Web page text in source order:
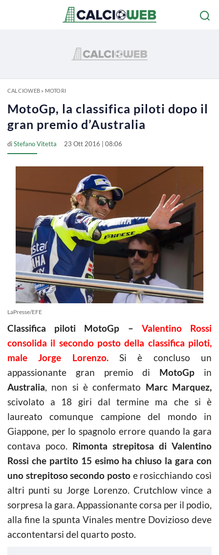
CALCIOWEB» MOTORI
MotoGp, la classifica piloti dopo il
gran premio d’Australia
diStefano Vitetta 23 Ott 2016 | 08:06
LaPresse/EFE
Classifica piloti MotoGp – Valentino Rossi
consolida il secondo posto della classifica piloti,
male Jorge Lorenzo.
Si è concluso un
appassionante gran premio di MotoGp in
Australia, non si è confermato Marc Marquez,
scivolato a 18 giri dal termine ma che si è
laureato comunque campione del mondo in
Giappone, per lo spagnolo errore quando la gara
contava poco. Rimonta strepitosa di Valentino
Rossi che partito 15 esimo ha chiuso la gara con
uno strepitoso secondo posto e rosicchiando così
altri punti su Jorge Lorenzo. Crutchlow vince a
sorpresa la gara. Appassionante corsa per il podio,
alla fine la spunta Vinales mentre Dovizioso deve
accontentarsi del quarto posto.